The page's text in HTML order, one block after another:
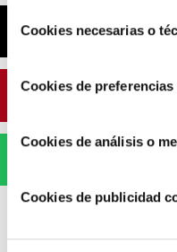
COOKIES.
de
consentimiento
Cookies necesarias o
Cookies de
Cookies de análisis o
Cookies de publicidad
X
Pinterest